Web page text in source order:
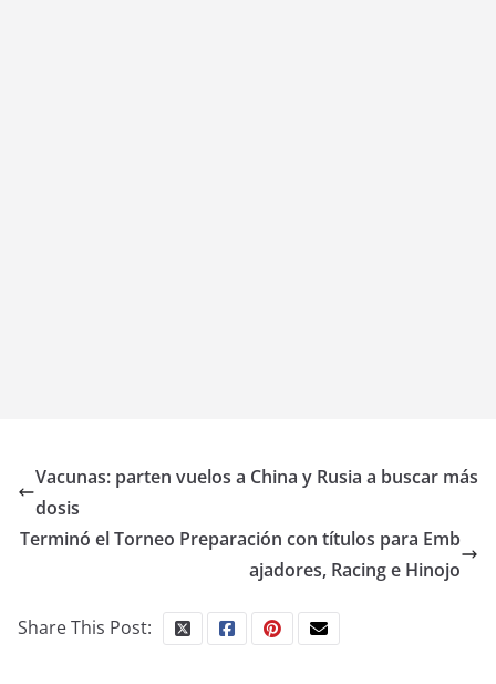
Vacunas: parten vuelos a China y Rusia a buscar más
dosis
Terminó el Torneo Preparación con títulos para Emb
ajadores, Racing e Hinojo
Share This Post: